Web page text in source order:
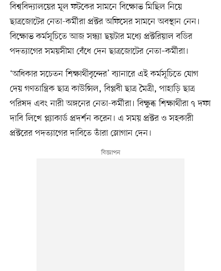
বিশ্ববিদ্যালয়ের মূল ফটকের সামনে বিক্ষোভ মিছিল নিয়ে
ছাত্রজোটের নেতা-কর্মীরা প্রক্টর অফিসের সামনে অবস্থান নেন।
বিক্ষোভ কর্মসূচিতে আজ সন্ধ্যা ছয়টার মধ্যে প্রক্টরিয়াল বডির
পদত্যাগের সময়সীমা বেঁধে দেন ছাত্রজোটের নেতা–কর্মীরা।
‘অধিকার সচেতন শিক্ষার্থীবৃন্দের’ ব্যানারে এই কর্মসূচিতে যোগ
দেয় গণতান্ত্রিক ছাত্র কাউন্সিল, বিপ্লবী ছাত্র মৈত্রী, পাহাড়ি ছাত্র
পরিষদ এবং নারী অঙ্গনের নেতা-কর্মীরা। বিক্ষুব্ধ শিক্ষার্থীরা ৭ দফা
দাবি লিখে প্ল্যাকার্ড প্রদর্শন করেন। এ সময় প্রক্টর ও সহকারী
প্রক্টরের পদত্যাগের দাবিতে তাঁরা স্লোগান দেন।